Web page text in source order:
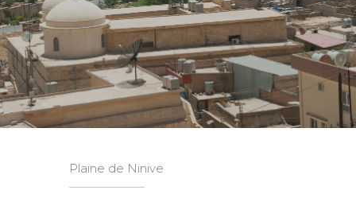
Plaine de Ninive